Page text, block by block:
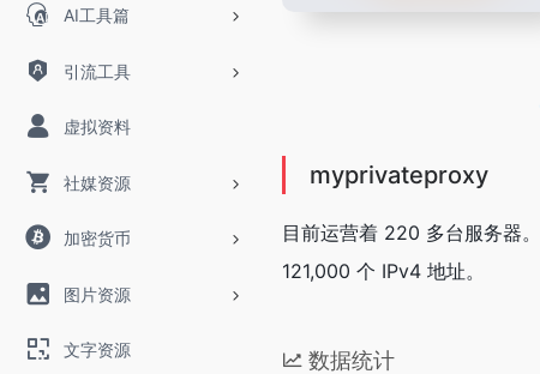
AI工具篇
引流工具
虚拟资料
社媒资源
加密货币
图片资源
文字资源
myprivateproxy
目前运营着 220 多台服务器。
121,000 个 IPv4 地址。
数据统计